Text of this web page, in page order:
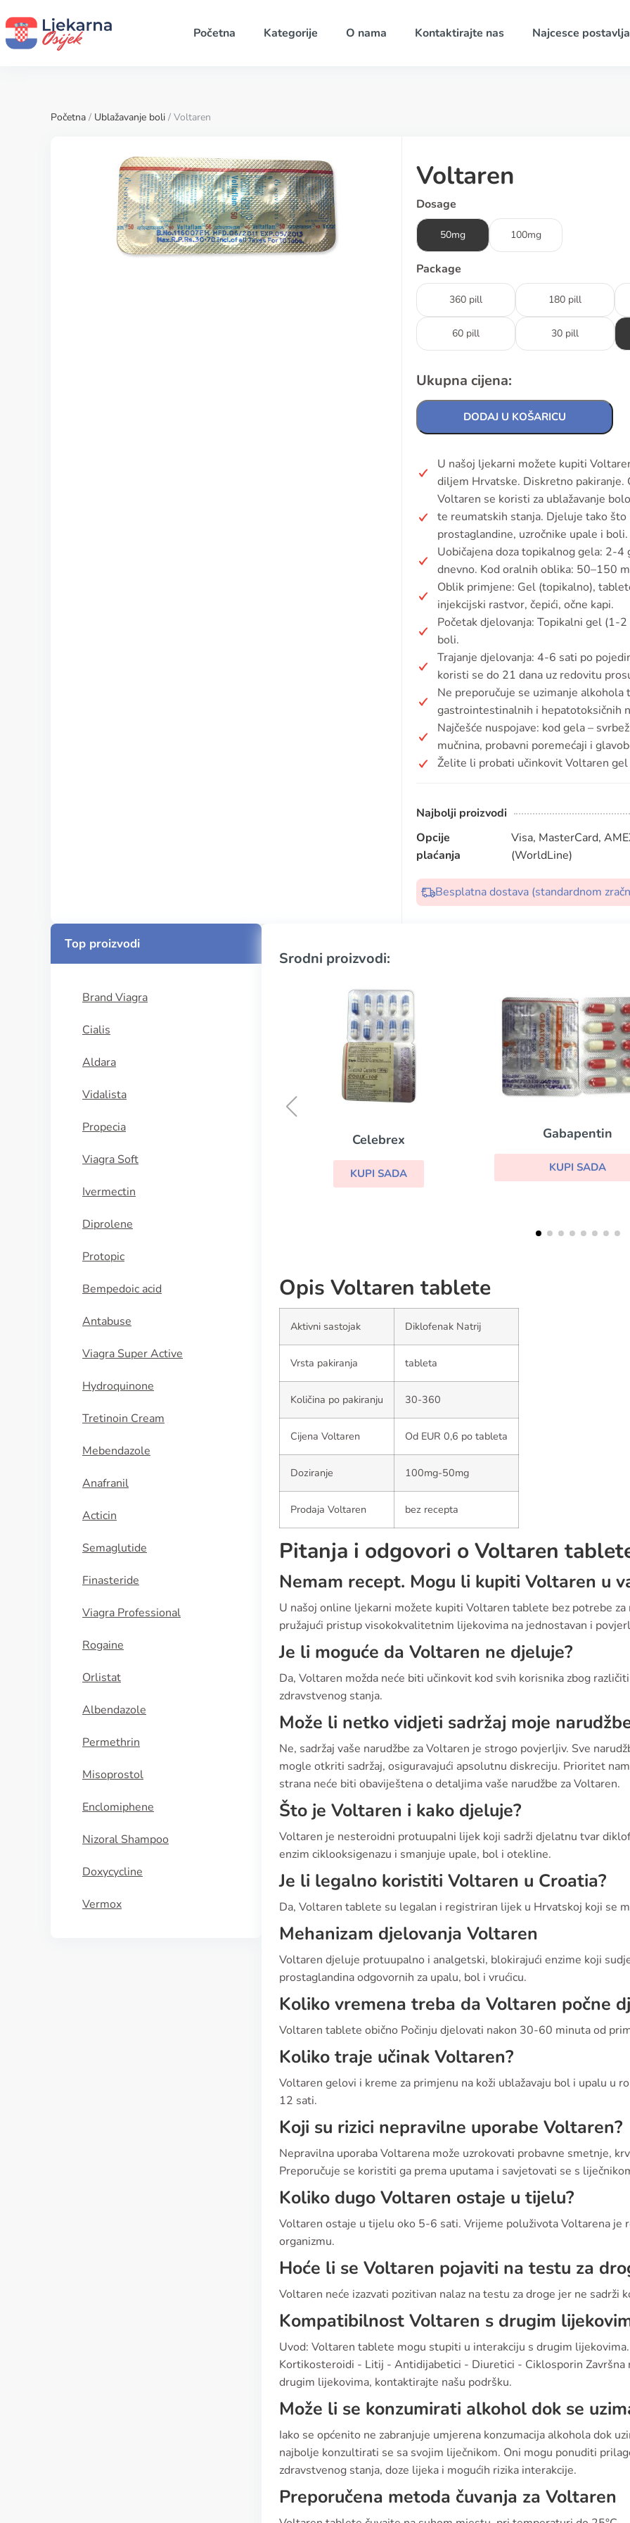
Početna Kategorije O nama Kontaktirajte nas Najcesce
Početna / Ublažavanje boli / Voltaren
Voltaren
Dosage
50mg 100mg
Package
360 pill 180 pill
60 pill 30 pill
Ukupna cijena:
DODAJ U KOŠARICU
U našoj ljekarni možete kupiti
diljem Hrvatske. Diskretno pakiranje.
Voltaren se koristi za ublažavanje
te reumatskih stanja. Djeluje tako
prostaglandine, uzročnike upale i boli.
Uobičajena doza topikalnog gela: 2-4
dnevno. Kod oralnih oblika: 50–150
Oblik primjene: Gel (topikalno),
injekcijski rastvor, čepići, očne kapi.
Početak djelovanja: Topikalni gel (1-
boli.
Trajanje djelovanja: 4-6 sati po
koristi se do 21 dana uz redovitu
Ne preporučuje se uzimanje
gastrointestinalnih i hepatotoksičnih
Najčešće nuspojave: kod gela –
mučnina, probavni poremećaji i
Želite li probati učinkovit Voltaren gel
Najbolji proizvodi
Opcije
plaćanja
Visa, MasterCard,
(WorldLine)
Besplatna dostava (standardnom
Top proizvodi
Brand Viagra
Cialis
Aldara
Vidalista
Propecia
Viagra Soft
Ivermectin
Diprolene
Protopic
Bempedoic acid
Antabuse
Viagra Super Active
Hydroquinone
Tretinoin Cream
Mebendazole
Anafranil
Acticin
Semaglutide
Finasteride
Viagra Professional
Rogaine
Orlistat
Albendazole
Permethrin
Misoprostol
Enclomiphene
Nizoral Shampoo
Doxycycline
Vermox
Srodni proizvodi:
Gabapentin
KUPI SADA
Neurontin
KUPI SADA
Opis Voltaren tablete
Aktivni sastojak Diklofenak Natrij
Vrsta pakiranja tableta
Količina po pakiranju 30-360
Cijena Voltaren Od EUR 0,6 po tableta
Doziranje 100mg-50mg
Prodaja Voltaren bez recepta
Pitanja i odgovori o Voltaren
Nemam recept. Mogu li kupiti Voltaren u
U našoj online ljekarni možete kupiti Voltaren tablete bez potrebe
pružajući pristup visokokvalitetnim lijekovima na jednostavan i
Je li moguće da Voltaren ne djeluje?
Da, Voltaren možda neće biti učinkovit kod svih korisnika zbog
zdravstvenog stanja.
Može li netko vidjeti sadržaj moje
Ne, sadržaj vaše narudžbe za Voltaren je strogo povjerljiv. Sve
mogle otkriti sadržaj, osiguravajući apsolutnu diskreciju. Prioritet
strana neće biti obaviještena o detaljima vaše narudžbe za Voltaren.
Što je Voltaren i kako djeluje?
Voltaren je nesteroidni protuupalni lijek koji sadrži djelatnu tvar
enzim ciklooksigenazu i smanjuje upale, bol i otekline.
Je li legalno koristiti Voltaren u Croatia?
Da, Voltaren tablete su legalan i registriran lijek u Hrvatskoj koji se
Mehanizam djelovanja Voltaren
Voltaren djeluje protuupalno i analgetski, blokirajući enzime koji
prostaglandina odgovornih za upalu, bol i vrućicu.
Koliko vremena treba da Voltaren počne
Voltaren tablete obično Počinju djelovati nakon 30-60 minuta od
Koliko traje učinak Voltaren?
Voltaren gelovi i kreme za primjenu na koži ublažavaju bol i upalu u
12 sati.
Koji su rizici nepravilne uporabe Voltaren?
Nepravilna uporaba Voltarena može uzrokovati probavne smetnje,
Preporučuje se koristiti ga prema uputama i savjetovati se s
Koliko dugo Voltaren ostaje u tijelu?
Voltaren ostaje u tijelu oko 5-6 sati. Vrijeme poluživota Voltarena je
organizmu.
Hoće li se Voltaren pojaviti na testu za
Voltaren neće izazvati pozitivan nalaz na testu za droge jer ne sadrži
Kompatibilnost Voltaren s drugim
Uvod: Voltaren tablete mogu stupiti u interakciju s drugim
Kortikosteroidi - Litij - Antidijabetici - Diuretici - Ciklosporin Završna
drugim lijekovima, kontaktirajte našu podršku.
Može li se konzumirati alkohol dok se
Iako se općenito ne zabranjuje umjerena konzumacija alkohola dok
najbolje konzultirati se sa svojim liječnikom. Oni mogu ponuditi
zdravstvenog stanja, doze lijeka i mogućih rizika interakcije.
Preporučena metoda čuvanja za Voltaren